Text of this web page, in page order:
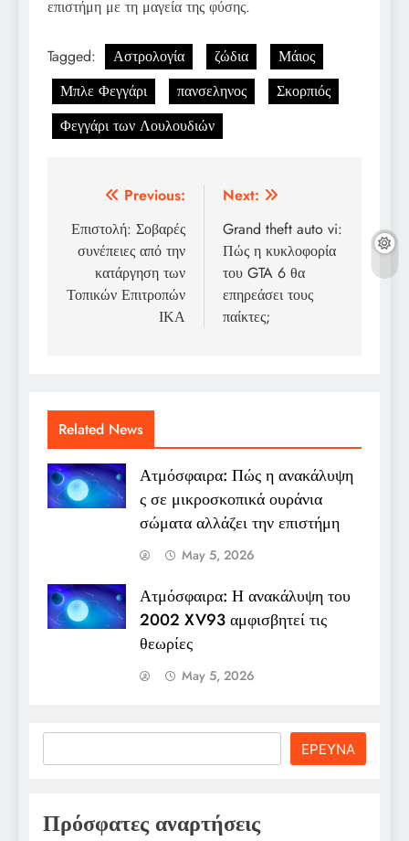
επιστήμη με τη μαγεία της φύσης.
Tagged: Αστρολογία ζώδια
Μάιος
Μπλε Φεγγάρι
πανσεληνος
Σκορπιός
Φεγγάρι των Λουλουδιών
Post
navigation
Previous:
Επιστολή: Σοβαρές
συνέπειες από την
κατάργηση των
Τοπικών Επιτροπών
ΙΚΑ
Next:
Grand theft auto vi:
Πώς η κυκλοφορία
του GTA 6 θα
επηρεάσει τους
παίκτες;
Related News
Ατμόσφαιρα: Πώς η ανακάλυψη
ς σε μικροσκοπικά ουράνια
σώματα αλλάζει την επιστήμη
May 5, 2026
Ατμόσφαιρα: Η ανακάλυψη του
2002 XV93 αμφισβητεί τις
θεωρίες
May 5, 2026
ΕΡΕΥΝΑ
Πρόσφατες αναρτήσεις